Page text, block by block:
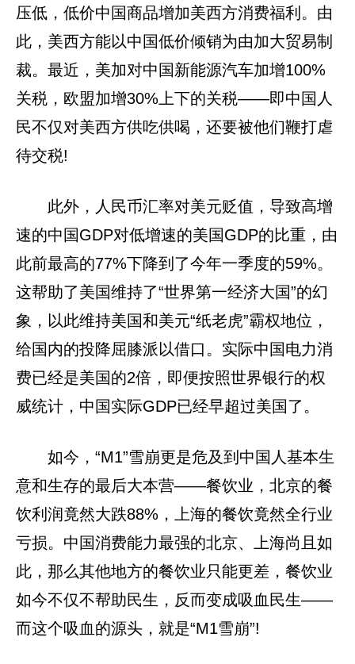
压低，低价中国商品增加美西方消费福利。由
此，美西方能以中国低价倾销为由加大贸易制
裁。最近，美加对中国新能源汽车加增100%
关税，欧盟加增30%上下的关税——即中国人
民不仅对美西方供吃供喝，还要被他们鞭打虐
待交税!
此外，人民币汇率对美元贬值，导致高增
速的中国GDP对低增速的美国GDP的比重，由
此前最高的77%下降到了今年一季度的59%。
这帮助了美国维持了“世界第一经济大国”的幻
象，以此维持美国和美元“纸老虎”霸权地位，
给国内的投降屈膝派以借口。实际中国电力消
费已经是美国的2倍，即便按照世界银行的权
威统计，中国实际GDP已经早超过美国了。
如今，“M1”雪崩更是危及到中国人基本生
意和生存的最后大本营——餐饮业，北京的餐
饮利润竟然大跌88%，上海的餐饮竟然全行业
亏损。中国消费能力最强的北京、上海尚且如
此，那么其他地方的餐饮业只能更差，餐饮业
如今不仅不帮助民生，反而变成吸血民生——
而这个吸血的源头，就是“M1雪崩”!